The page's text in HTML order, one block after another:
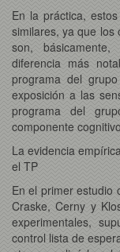
En la práctica,
similares, ya que los
son,
diferencia más
programa del
exposición a las
programa del
componente
La evidencia
el TP
En el primer estudio
Craske, Cerny y
experimentales,
control lista de